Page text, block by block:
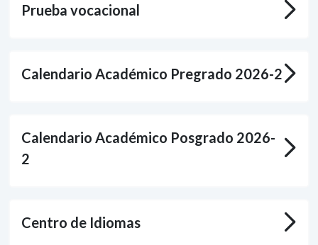
Prueba vocacional
Calendario Académico Pregrado 2026-2
Calendario Académico Posgrado 2026-
2
Centro de Idiomas